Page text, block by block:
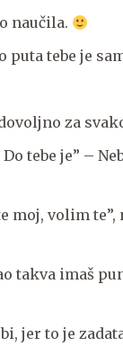
naučila.
tebe je
za
tebe je” –
moj, volim te”,
takva imaš
jer to je